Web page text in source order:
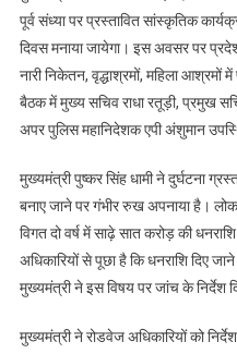
पूर्व संध्या पर प्रस्तावित सांस्कृतिक
दिवस मनाया जायेगा। इस अवसर पर
नारी निकेतन, वृद्धाश्रमों, महिला
बैठक में मुख्य सचिव राधा रतूड़ी, प्रमुख
अपर पुलिस महानिदेशक एपी अंशुमान
मुख्यमंत्री पुष्कर सिंह धामी ने दुर्घटना
बनाए जाने पर गंभीर रुख अपनाया है। लोक
विगत दो वर्ष में साढ़े सात करोड़ की
अधिकारियों से पूछा है कि धनराशि दिए
मुख्यमंत्री ने इस विषय पर जांच के निर्देश
मुख्यमंत्री ने रोडवेज अधिकारियों को